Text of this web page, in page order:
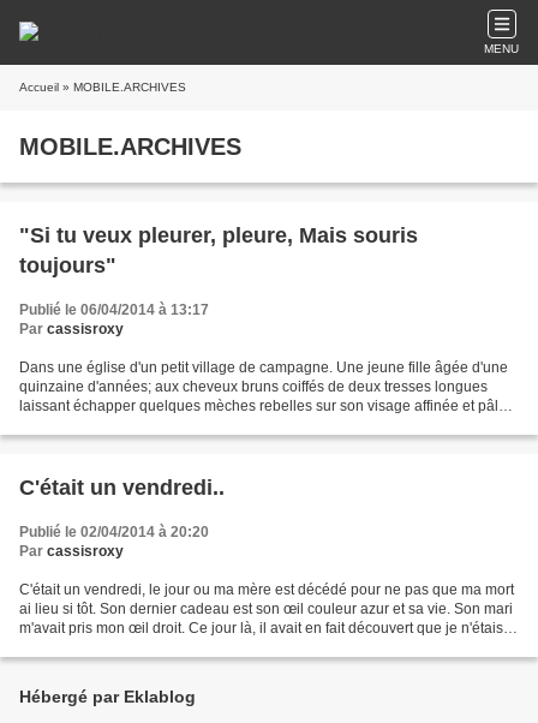
MENU
Accueil » MOBILE.ARCHIVES
MOBILE.ARCHIVES
"Si tu veux pleurer, pleure, Mais souris
toujours"
Publié le 06/04/2014 à 13:17
Par cassisroxy
Dans une église d'un petit village de campagne. Une jeune fille âgée d'une
quinzaine d'années; aux cheveux bruns coiffés de deux tresses longues
laissant échapper quelques mèches rebelles sur son visage affinée et pâle
C'était un vendredi..
Publié le 02/04/2014 à 20:20
Par cassisroxy
C'était un vendredi, le jour ou ma mère est décédé pour ne pas que ma mort
ai lieu si tôt. Son dernier cadeau est son œil couleur azur et sa vie. Son mari
m'avait pris mon œil droit. Ce jour là, il avait en fait découvert que je n'étais
Hébergé par Eklablog